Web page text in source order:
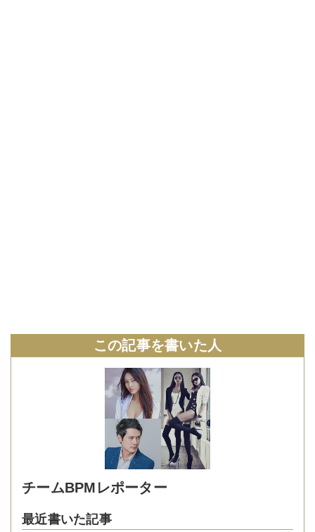
この記事を書いた人
チームBPMレポーター
最近書いた記事